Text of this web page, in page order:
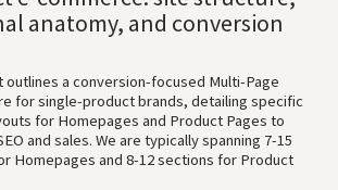
anatomy, and conversion
outlines a conversion-focused Multi-Page
for single-product brands, detailing specific
for Homepages and Product Pages to
and sales. We are typically spanning 7-15
Homepages and 8-12 sections for Product